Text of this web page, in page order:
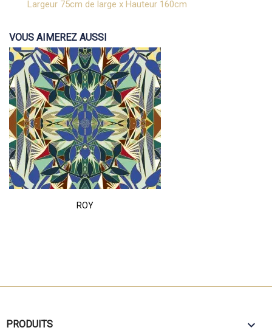
Largeur 75cm de large x Hauteur 160cm
VOUS AIMEREZ AUSSI
ROY
PRODUITS 